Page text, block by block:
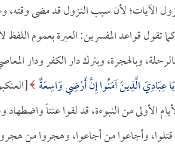
الآيات؛ لأن سبب النزول قد مضى
تقول قواعد المفسرين: العبرة بعموم
وبالهجرة، وبترك دار الكفر ودار
يَا عِبَادِيَ الَّذِينَ آمَنُوا إِنَّ أَرْضِي وَاسِعَةٌ
الأولى من النبوءة، قد لقوا عنتاً
وأجاعوا من أجاعوا، وهجروا من